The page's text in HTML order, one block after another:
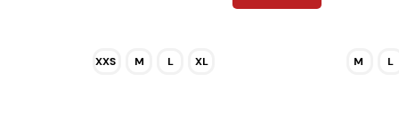
XXS M L XL M L